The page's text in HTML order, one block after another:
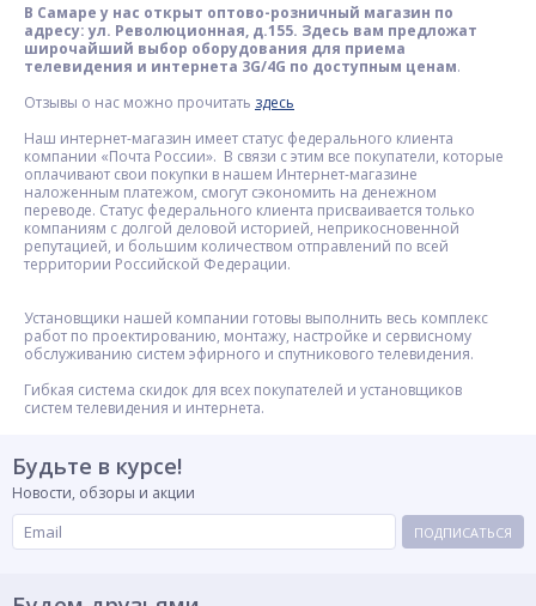
В Самаре у нас открыт оптово-розничный магазин по
адресу: ул. Революционная, д.155. Здесь вам предложат
широчайший выбор оборудования для приема
телевидения и интернета 3G/4G по доступным ценам.
Отзывы о нас можно прочитать здесь
Наш интернет-магазин имеет статус федерального клиента
компании «Почта России». В связи с этим все покупатели, которые
оплачивают свои покупки в нашем Интернет-магазине
наложенным платежом, смогут сэкономить на денежном
переводе. Статус федерального клиента присваивается только
компаниям с долгой деловой историей, неприкосновенной
репутацией, и большим количеством отправлений по всей
территории Российской Федерации.
Установщики нашей компании готовы выполнить весь комплекс
работ по проектированию, монтажу, настройке и сервисному
обслуживанию систем эфирного и спутникового телевидения.
Гибкая система скидок для всех покупателей и установщиков
систем телевидения и интернета.
Будьте в курсе!
Новости, обзоры и акции
ПОДПИСАТЬСЯ